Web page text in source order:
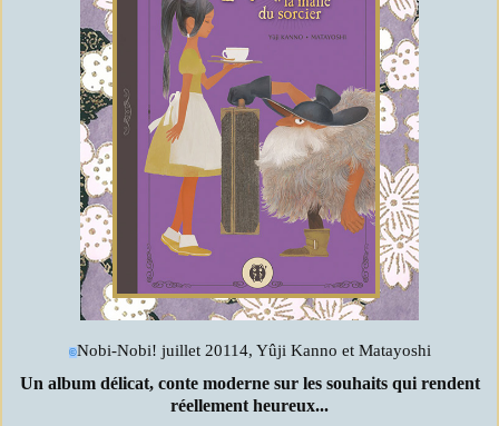
©Nobi-Nobi! juillet 20114, Yûji Kanno et Matayoshi
Un album délicat, conte moderne sur les souhaits qui rendent
réellement heureux...